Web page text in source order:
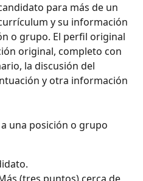
para más de un
y su información
o grupo. El perfil original
original, completo con
la discusión del
y otra información
una posición o grupo